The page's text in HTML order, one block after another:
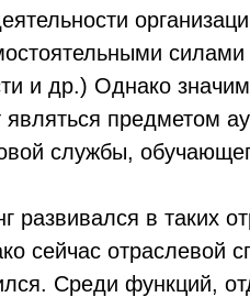
силами
и др.) Однако
предметом
службы,
развивался в таких
сейчас отраслевой
Среди функций,